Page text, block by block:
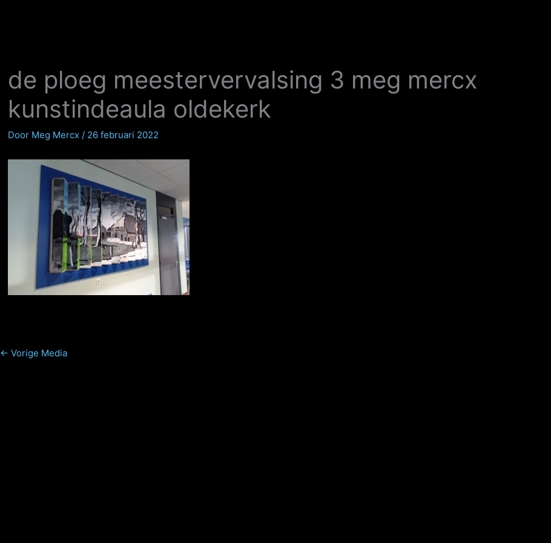
de ploeg meestervervalsing 3 meg mercx
kunstindeaula oldekerk
Door Meg Mercx / 26 februari 2022
← Vorige Media